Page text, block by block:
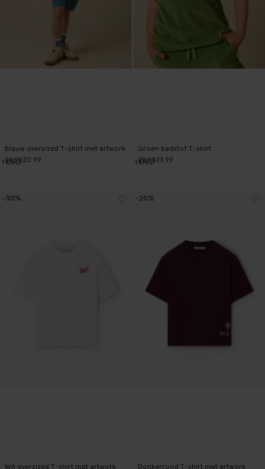
Blauw oversized T-shirt met artwork
29.9920.99
1kleur
Groen badstof T-shirt
29.9923.99
1kleur
Wit oversized T-shirt met artwork
-30%
Donkerrood T-shirt met artwork
-20%